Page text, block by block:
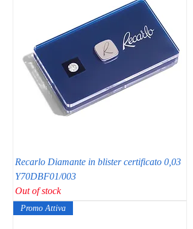
Recarlo Diamante in blister certificato 0,03
Y70DBF01/003
Out of stock
Promo Attiva